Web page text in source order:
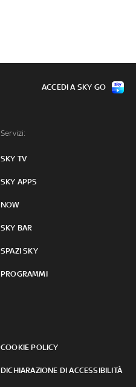
Servizi:
SKY TV
SKY APPS
NOW
SKY BAR
SPAZI SKY
PROGRAMMI
COOKIE POLICY
DICHIARAZIONE DI ACCESSIBILITÀ
ACCEDI A SKY GO